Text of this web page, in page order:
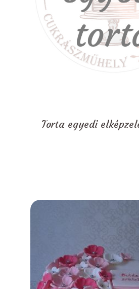
Torta egyedi